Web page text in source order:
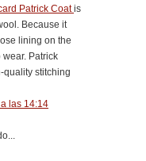
Patrick Coatis
Because it
lining on the
Patrick
quality stitching
las 14:14